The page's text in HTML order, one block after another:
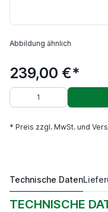
Abbildung ähnlich
239,00 €*
* Preis zzgl. MwSt. und
universelle 2 -
239,00 €*
Technische Daten
TECHNISCHE